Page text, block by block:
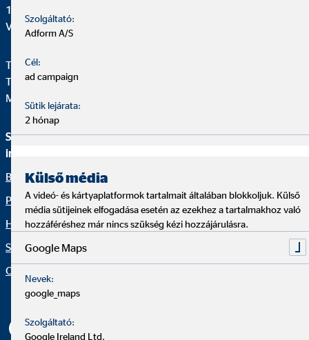
1138 Budapest
Váci út 140.
Telefon:
Telefax: +36 1 231 0679
Mail:
Szolgáltatások és
információk
Bemutatkozunk
Pénzügyi megoldások
Hírblog
Sajtóközlemények
Organization: "OVB tények"
Jogi információk
Impresszum
Pénzügyi Navigátor
Szolgáltató:
Adform A/S
Cél:
ad campaign
Sütik lejárata:
2 hónap
Külső média
A videó- és kártyaplatformok tartalmait általában blokkoljuk. Külső
média sütijeinek elfogadása esetén az ezekhez a tartalmakhoz való
hozzáféréshez már nincs szükség kézi hozzájárulásra.
Google Maps
Nevek:
google_maps
Szolgáltató:
Google Ireland Ltd.